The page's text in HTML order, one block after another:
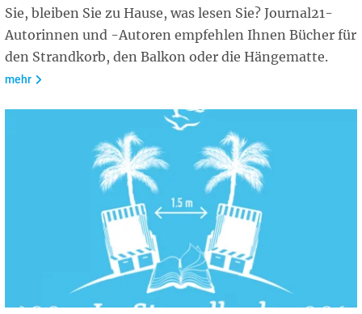
Sie, bleiben Sie zu Hause, was lesen Sie? Journal21-
Autorinnen und -Autoren empfehlen Ihnen Bücher für
den Strandkorb, den Balkon oder die Hängematte.
mehr